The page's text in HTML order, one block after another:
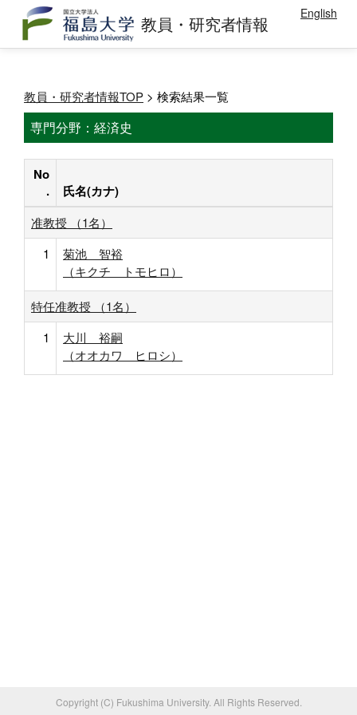
教員・研究者情報 English
教員・研究者情報TOP > 検索結果一覧
専門分野：経済史
No
.
氏名(カナ)
准教授 （1名）
1
菊池 智裕
（キクチ トモヒロ）
特任准教授 （1名）
1
大川 裕嗣
（オオカワ ヒロシ）
Copyright (C) Fukushima University. All Rights Reserved.